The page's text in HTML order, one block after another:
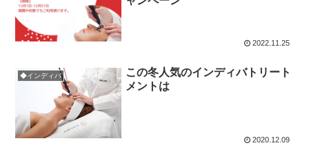
2022.11.25
◆インディバ
この冬人気のインディバトリート
メントは
2020.12.09